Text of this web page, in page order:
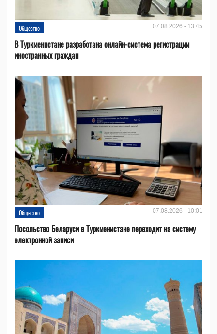
Общество 07.08.2026 - 13:45
В Туркменистане разработана онлайн-система регистрации
иностранных граждан
Общество 07.08.2026 - 10:01
Посольство Беларуси в Туркменистане переходит на систему
электронной записи